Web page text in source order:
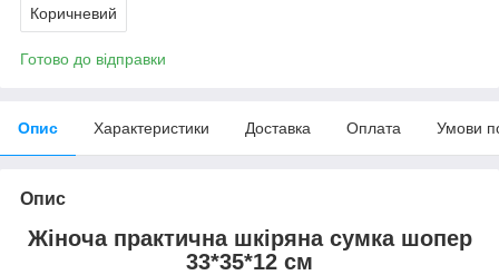
Коричневий
Готово до відправки
Опис Характеристики Доставка Оплата Умови
Опис
Жіноча практична шкіряна сумка шопер
33*35*12 см